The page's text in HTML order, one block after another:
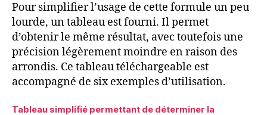
Pour simplifier l’usage de cette formule un peu
lourde, un tableau est fourni. Il permet
d’obtenir le même résultat, avec toutefois une
précision légèrement moindre en raison des
arrondis. Ce tableau téléchargeable est
accompagné de six exemples d’utilisation.
Tableau simplifié permettant de déterminer la